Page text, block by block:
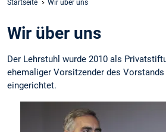
Startseite Wir über uns
Wir über uns
Der Lehrstuhl wurde 2010 als
ehemaliger Vorsitzender des Vorstands
eingerichtet.